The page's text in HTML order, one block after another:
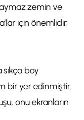
zemin ve
için önemlidir.
boy
bir yer edinmiştir.
onu ekranların